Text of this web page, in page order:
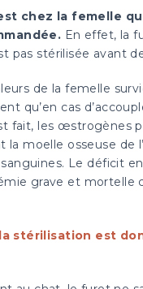
chez la femelle
En effet, la
pas stérilisée avant
de la femelle
qu’en cas
fait, les œstrogènes
la moelle osseuse de
Le déficit
grave et mortelle
stérilisation est